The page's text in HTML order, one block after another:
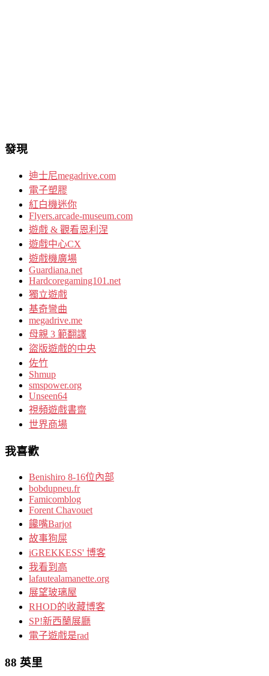
發現
迪士尼megadrive.com
電子塑膠
紅白機迷你
Flyers.arcade-museum.com
遊戲 & 觀看恩利涅
遊戲中心CX
遊戲機廣場
Guardiana.net
Hardcoregaming101.net
獨立遊戲
基奇彎曲
megadrive.me
母親 3 範翻譯
盜版遊戲的中央
佐竹
Shmup
smspower.org
Unseen64
視頻遊戲書齋
世界商場
我喜歡
Benishiro 8-16位內部
bobdupneu.fr
Famicomblog
Forent Chavouet
饞嘴Barjot
故事狗屎
iGREKKESS' 博客
我看到高
lafautealamanette.org
展望玻璃屋
RHOD的收藏博客
SP!新西蘭展廳
電子遊戲是rad
88 英里